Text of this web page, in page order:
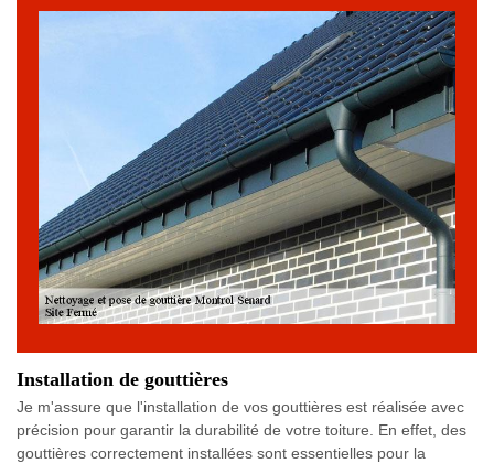
Installation de gouttières
Je m'assure que l'installation de vos gouttières est réalisée avec
précision pour garantir la durabilité de votre toiture. En effet, des
gouttières correctement installées sont essentielles pour la